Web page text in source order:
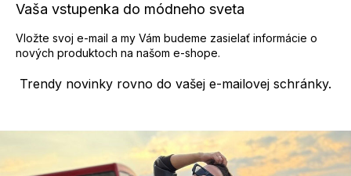
Trendy novinky rovno do vašej e-mailovej schránky.
Vaša vstupenka do módneho sveta
Vložte svoj e-mail a my Vám budeme zasielať informácie o
nových produktoch na našom e-shope.